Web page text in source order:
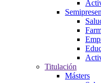
Titulación
Másters